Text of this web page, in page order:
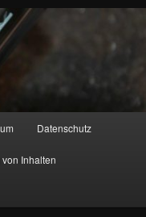
Datenschutz
Inhalten